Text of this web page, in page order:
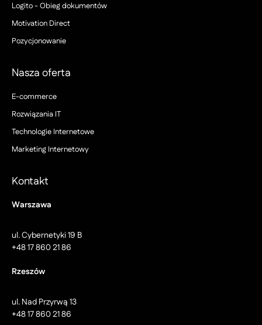
Logito - Obieg dokumentów
Motivation Direct
Pozycjonowanie
Nasza oferta
E-commerce
Rozwiązania IT
Technologie Internetowe
Marketing Internetowy
Kontakt
Warszawa
ul. Cybernetyki 19 B
+48 17 860 21 86
Rzeszów
ul. Nad Przyrwą 13
+48 17 860 21 86